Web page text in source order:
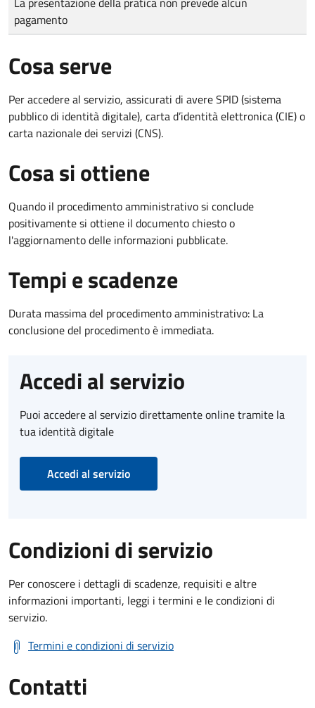
pagamento
Cosa serve
Per accedere al servizio, assicurati di avere SPID (sistema
pubblico di identità digitale), carta d’identità elettronica (CIE) o
carta nazionale dei servizi (CNS).
Cosa si ottiene
Quando il procedimento amministrativo si conclude
positivamente si ottiene il documento chiesto o
l'aggiornamento delle informazioni pubblicate.
Tempi e scadenze
Durata massima del procedimento amministrativo: La
conclusione del procedimento è immediata.
Accedi al servizio
Puoi accedere al servizio direttamente online tramite la
tua identità digitale
Accedi al servizio
Condizioni di servizio
Per conoscere i dettagli di scadenze, requisiti e altre
informazioni importanti, leggi i termini e le condizioni di
servizio.
Termini e condizioni di servizio
Contatti